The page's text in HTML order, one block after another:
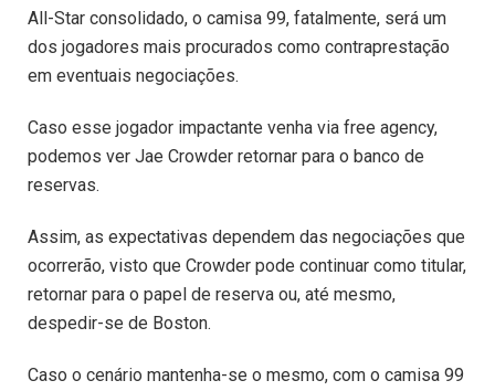
All-Star consolidado, o camisa 99, fatalmente, será um
dos jogadores mais procurados como contraprestação
em eventuais negociações.
Caso esse jogador impactante venha via free agency,
podemos ver Jae Crowder retornar para o banco de
reservas.
Assim, as expectativas dependem das negociações que
ocorrerão, visto que Crowder pode continuar como titular,
retornar para o papel de reserva ou, até mesmo,
despedir-se de Boston.
Caso o cenário mantenha-se o mesmo, com o camisa 99